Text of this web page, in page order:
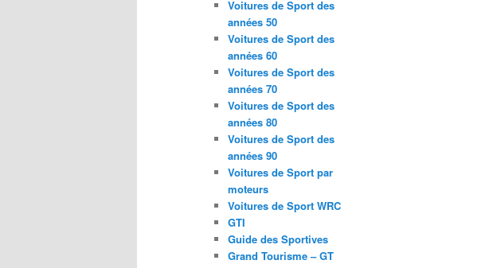
Voitures de Sport des
années 50
Voitures de Sport des
années 60
Voitures de Sport des
années 70
Voitures de Sport des
années 80
Voitures de Sport des
années 90
Voitures de Sport par
moteurs
Voitures de Sport WRC
GTI
Guide des Sportives
Grand Tourisme – GT